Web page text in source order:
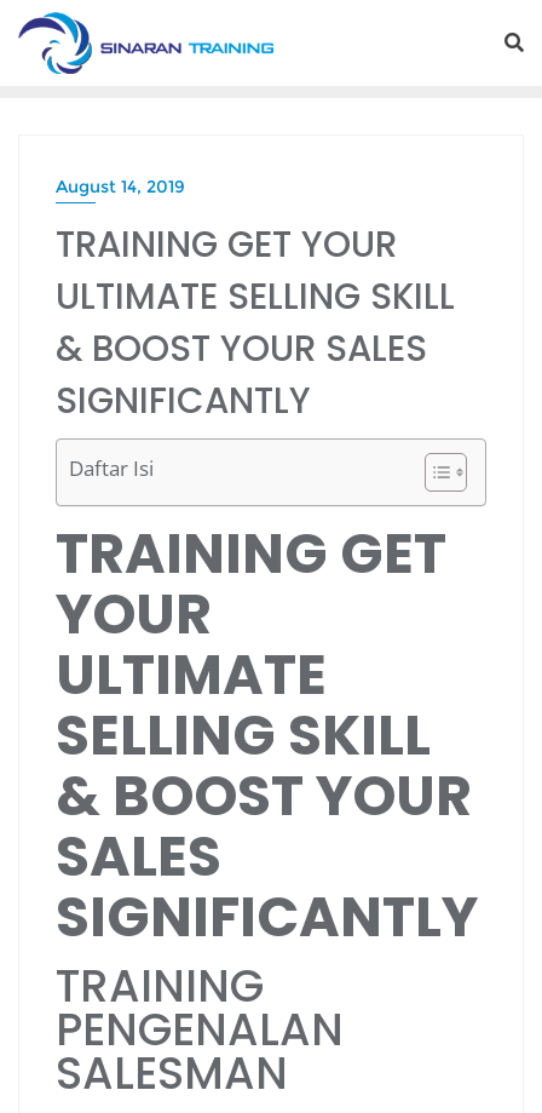
Skip
content
August 14, 2019
TRAINING GET YOUR
ULTIMATE SELLING SKILL
& BOOST YOUR SALES
SIGNIFICANTLY
Daftar Isi
TRAINING GET
YOUR
ULTIMATE
SELLING SKILL
& BOOST YOUR
SALES
SIGNIFICANTLY
TRAINING
PENGENALAN
SALESMAN